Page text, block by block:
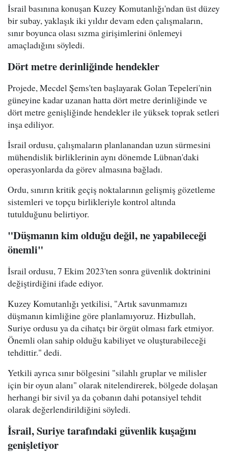
İsrail basınına konuşan Kuzey Komutanlığı'ndan üst düzey
bir subay, yaklaşık iki yıldır devam eden çalışmaların,
sınır boyunca olası sızma girişimlerini önlemeyi
amaçladığını söyledi.
Dört metre derinliğinde hendekler
Projede, Mecdel Şems'ten başlayarak Golan Tepeleri'nin
güneyine kadar uzanan hatta dört metre derinliğinde ve
dört metre genişliğinde hendekler ile yüksek toprak setleri
inşa ediliyor.
İsrail ordusu, çalışmaların planlanandan uzun sürmesini
mühendislik birliklerinin aynı dönemde Lübnan'daki
operasyonlarda da görev almasına bağladı.
Ordu, sınırın kritik geçiş noktalarının gelişmiş gözetleme
sistemleri ve topçu birlikleriyle kontrol altında
tutulduğunu belirtiyor.
"Düşmanın kim olduğu değil, ne yapabileceği
önemli"
İsrail ordusu, 7 Ekim 2023'ten sonra güvenlik doktrinini
değiştirdiğini ifade ediyor.
Kuzey Komutanlığı yetkilisi, "Artık savunmamızı
düşmanın kimliğine göre planlamıyoruz. Hizbullah,
Suriye ordusu ya da cihatçı bir örgüt olması fark etmiyor.
Önemli olan sahip olduğu kabiliyet ve oluşturabileceği
tehdittir." dedi.
Yetkili ayrıca sınır bölgesini "silahlı gruplar ve milisler
için bir oyun alanı" olarak nitelendirerek, bölgede dolaşan
herhangi bir sivil ya da çobanın dahi potansiyel tehdit
olarak değerlendirildiğini söyledi.
İsrail, Suriye tarafındaki güvenlik kuşağını
genişletiyor